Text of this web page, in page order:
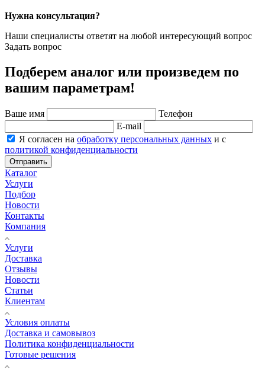
Нужна консультация?
Наши специалисты ответят на любой интересующий вопрос
Задать вопрос
Подберем аналог или произведем по
вашим параметрам!
Ваше имя
Телефон
E-mail
Я согласен на обработку персональных данных и с
политикой конфиденциальности
Отправить
Каталог
Услуги
Подбор
Новости
Контакты
Компания
Услуги
Доставка
Отзывы
Новости
Статьи
Клиентам
Условия оплаты
Доставка и самовывоз
Политика конфиденциальности
Готовые решения